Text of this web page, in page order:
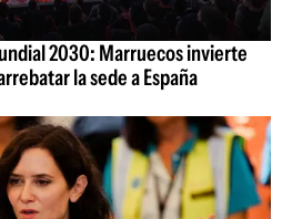
2030: Marruecos invierte
la sede a España